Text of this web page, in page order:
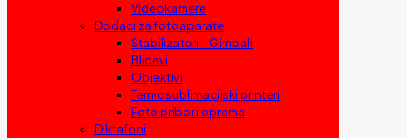
Videokamere
Dodaci za fotoaparate
Stabilizatori – Gimbali
Blicevi
Objektivi
Termosublimacijski printeri
Foto pribor i oprema
Diktafoni